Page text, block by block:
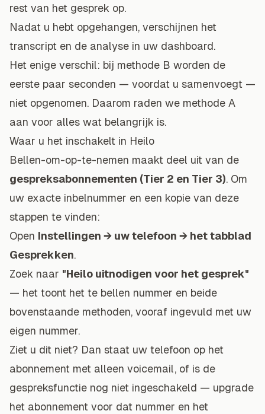
rest van het gesprek op.
Nadat u hebt opgehangen, verschijnen het
transcript en de analyse in uw dashboard.
Het enige verschil: bij methode B worden de
eerste paar seconden — voordat u samenvoegt —
niet opgenomen. Daarom raden we methode A
aan voor alles wat belangrijk is.
Waar u het inschakelt in Heilo
Bellen-om-op-te-nemen maakt deel uit van de
gespreksabonnementen (Tier 2 en Tier 3). Om
uw exacte inbelnummer en een kopie van deze
stappen te vinden:
Open Instellingen → uw telefoon → het tabblad
Gesprekken.
Zoek naar "Heilo uitnodigen voor het gesprek"
— het toont het te bellen nummer en beide
bovenstaande methoden, vooraf ingevuld met uw
eigen nummer.
Ziet u dit niet? Dan staat uw telefoon op het
abonnement met alleen voicemail, of is de
gespreksfunctie nog niet ingeschakeld — upgrade
het abonnement voor dat nummer en het